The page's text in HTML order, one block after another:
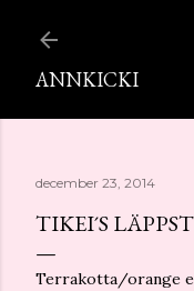
ANNKICKI
december 23, 2014
TIKEI´S
Terrakotta/orange